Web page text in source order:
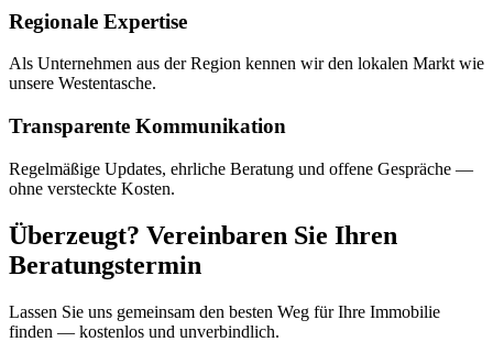
Regionale Expertise
Als Unternehmen aus der Region kennen wir den lokalen Markt wie
unsere Westentasche.
Transparente Kommunikation
Regelmäßige Updates, ehrliche Beratung und offene Gespräche —
ohne versteckte Kosten.
Überzeugt? Vereinbaren Sie Ihren
Beratungstermin
Lassen Sie uns gemeinsam den besten Weg für Ihre Immobilie
finden — kostenlos und unverbindlich.